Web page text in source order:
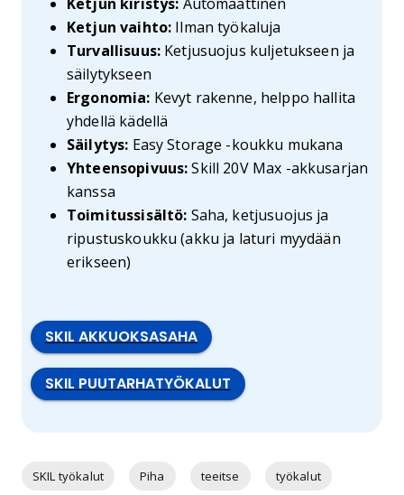
Ketjun vaihto: Ilman työkaluja
Turvallisuus:Ketjusuojus kuljetukseen ja
säilytykseen
Ergonomia: Kevyt rakenne, helppo hallita
yhdellä kädellä
Säilytys: Easy Storage -koukku mukana
Yhteensopivuus:Skill 20V Max -akkusarjan
kanssa
Toimitussisältö: Saha, ketjusuojus ja
ripustuskoukku (akku ja laturi myydään
erikseen)
SKIL AKKUOKSASAHA
SKIL PUUTARHATYÖKALUT
SKIL työkalut Piha teeitse työkalut